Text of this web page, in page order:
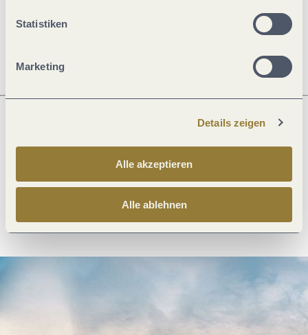
Statistiken
Marketing
Details zeigen
Alle akzeptieren
Alle ablehnen